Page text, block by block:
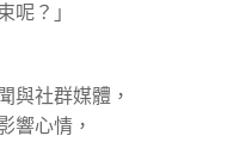
呢？」
與社群媒體，
響心情，